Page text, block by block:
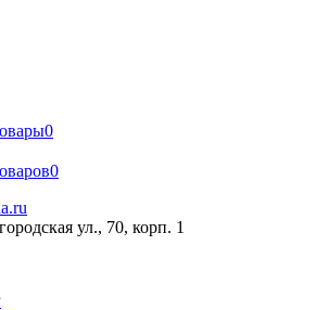
0
0
ул., 70, корп. 1